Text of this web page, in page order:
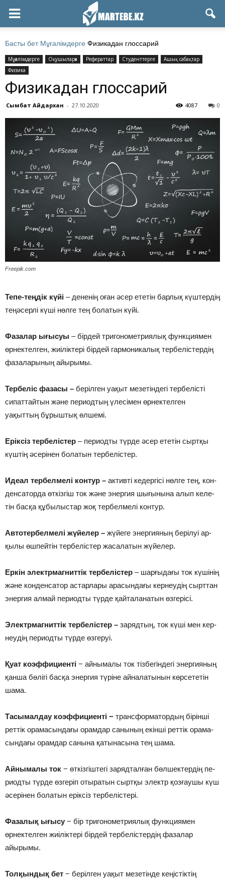
Басты бет Мұғалімдерге Физикадан глоссарий
Мұғалімдерге Оқушыларға Рефераттар Студенттерге
Ашық сабақтар
Физика
Физикадан глоссарий
Сымбат Айдархан - 27.10.2020 0
4087
Freepik.com
Тепе-теңдік күйі – дененің оған әсер ететін барлық күштердің
теңәсерлі күші нөлге тең болатын күйі.
Фазалар ығысуы – бірдей тригонометриялық функциямен
өрнектелген, жиіліктері бірдей гармоникалық тербелістердің
фазаларының айырымы.
Тербеліс фазасы – берілген уақыт мезетіндегі тербелісті
сипаттайтын жә­не периодтың үлесімен өрнектелген
уақыттың бұрыштық өлшемі.
Ерік­сіз тер­бе­ліс­тер – пе­ри­од­ты түр­де әсер ете­тін сырт­қы
күш­тің әсе­рі­нен бо­ла­тын тер­беліс­тер.
Идеал тер­бел­ме­лі кон­тур – ак­тив­ті ке­дер­гі­сі нөл­ге тең, кон­
ден­са­тор­да өт­кіз­гіш ток жә­не энер­гия шы­ғы­ны­на алып ке­ле­
тін бас­қа құ­бы­лыс­тар жоқ тер­бел­ме­лі кон­тур.
Ав­то­тер­бел­ме­лі жүйе­лер – жүйе­ге энер­гияның бе­рі­луі ар­
қы­лы өш­пейт­ін тер­бе­ліс­тер жа­сала­тын жүйе­лер.
Ер­кін элект­рмаг­нит­тік тер­бе­ліс­тер – шар­ғы­да­ғы ток кү­ші­нің
жә­не кон­ден­са­тор астар­ла­ры ара­сын­да­ғы кер­неу­дің сырт­тан
энер­гия ал­май пе­ри­од­ты түр­де қай­тала­на­тын өз­ге­рі­сі.
Элект­рмаг­нит­тік тер­бе­ліс­тер – за­ряд­тың, ток кү­ші мен кер­
неу­дің пе­ри­од­ты түр­де өз­ге­руі.
Қуат коэф­фи­циен­ті − айны­ма­лы ток тіз­бе­гін­де­гі энер­гия­ның
қан­ша бө­лі­гі бас­қа эне­ргия тү­рі­не айна­ла­ты­нын көр­се­те­тін
ша­ма.
Та­сы­мал­дау коэф­фи­циен­ті − транс­фор­ма­тор­дың бі­рін­ші
рет­тік ора­ма­сын­да­ғы орам­дар са­ны­ның екін­ші рет­тік ора­ма­
сында­ғы орам­дар са­ны­на қа­ты­на­сы­на тең ша­ма.
Айны­ма­лы ток − өт­кіз­гіш­те­гі за­ряд­тал­ған бөл­шек­тер­дің пе­
ри­од­ты түр­де өз­ге­ріп оты­ра­тын сырт­қы электр қоз­ғаушы күш
әсе­рі­нен бо­ла­тын ерік­сіз тер­бе­ліс­те­рі.
Фазалық ығысу − бір тригонометриялық функциямен
өрнектелген жиіліктері бірдей тербелістердің фазалар
айырымы.
Толқындық бет − берілген уақыт мезетінде кеңістіктің